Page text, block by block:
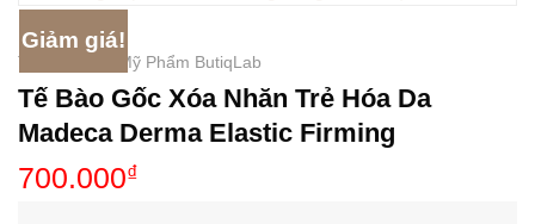
ế
m
Giảm giá!
Trang chủ Mỹ Phẩm ButiqLab
Tế Bào Gốc Xóa Nhăn Trẻ Hóa Da
Madeca Derma Elastic Firming
700.000₫